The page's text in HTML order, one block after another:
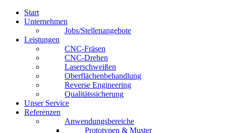
Start
Unternehmen
Jobs/Stellenangebote
Leistungen
CNC-Fräsen
CNC-Drehen
Laserschweißen
Oberflächenbehandlung
Reverse Engineering
Qualitätssicherung
Unser Service
Referenzen
Anwendungsbereiche
Prototypen & Muster